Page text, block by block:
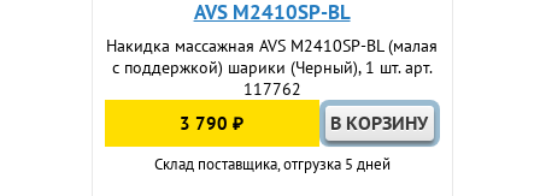
AVS M2410SP-BL
Накидка массажная AVS M2410SP-BL (малая
с поддержкой) шарики (Черный), 1 шт. арт.
117762
3 790 ₽
Склад поставщика, отгрузка 5 дней